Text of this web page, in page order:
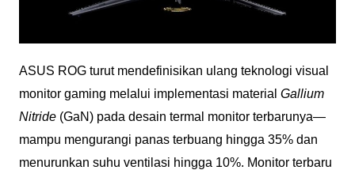
ASUS ROG turut mendefinisikan ulang teknologi visual
monitor gaming melalui implementasi material Gallium
Nitride(GaN) pada desain termal monitor terbarunya—
mampu mengurangi panas terbuang hingga 35% dan
menurunkan suhu ventilasi hingga 10%. Monitor terbaru